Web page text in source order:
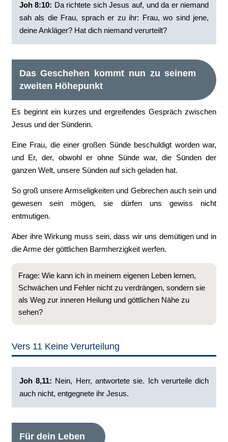
Joh 8:10: ‭ Da richtete sich Jesus auf, und da er niemand
sah als die Frau, sprach er zu ihr: Frau, wo sind jene,
deine Ankläger? Hat dich niemand verurteilt?
Das Geschehen kommt nun zu seinem
zweiten Höhepunkt
Es beginnt ein kurzes und ergreifendes Gespräch zwischen
Jesus und der Sünderin.
Eine Frau, die einer großen Sünde beschuldigt worden war,
und Er, der, obwohl er ohne Sünde war, die Sünden der
ganzen Welt, unsere Sünden auf sich geladen hat.
So groß unsere Armseligkeiten und Gebrechen auch sein und
gewesen sein mögen, sie dürfen uns gewiss nicht
entmutigen.
Aber ihre Wirkung muss sein, dass wir uns demütigen und in
die Arme der göttlichen Barmherzigkeit werfen.
Frage: Wie kann ich in meinem eigenen Leben lernen,
Schwächen und Fehler nicht zu verdrängen, sondern sie
als Weg zur inneren Heilung und göttlichen Nähe zu
sehen?
Vers 11 Keine Verurteilung
Joh 8,11: Nein, Herr, antwortete sie. Ich verurteile dich
auch nicht, entgegnete ihr Jesus.
Für dein Leben